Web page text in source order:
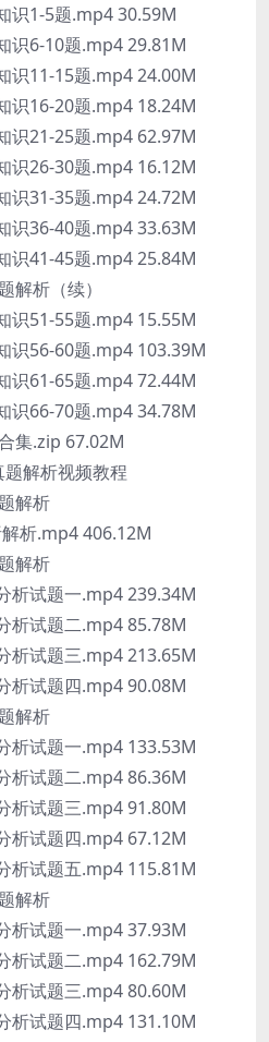
1-5题.mp4 30.59M
6-10题.mp4 29.81M
11-15题.mp4 24.00M
16-20题.mp4 18.24M
21-25题.mp4 62.97M
26-30题.mp4 16.12M
31-35题.mp4 24.72M
36-40题.mp4 33.63M
41-45题.mp4 25.84M
析（续）
51-55题.mp4 15.55M
56-60题.mp4 103.39M
61-65题.mp4 72.44M
66-70题.mp4 34.78M
集.zip 67.02M
解析视频教程
解析
析.mp4 406.12M
解析
试题一.mp4 239.34M
试题二.mp4 85.78M
试题三.mp4 213.65M
试题四.mp4 90.08M
解析
试题一.mp4 133.53M
试题二.mp4 86.36M
试题三.mp4 91.80M
试题四.mp4 67.12M
试题五.mp4 115.81M
解析
试题一.mp4 37.93M
试题二.mp4 162.79M
试题三.mp4 80.60M
试题四.mp4 131.10M